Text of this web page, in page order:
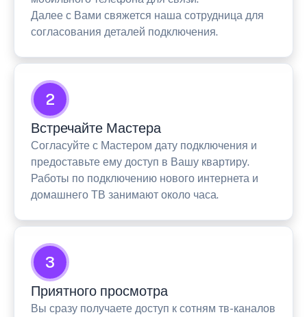
Далее с Вами свяжется наша сотрудница для
согласования деталей подключения.
2
Встречайте Мастера
Согласуйте с Мастером дату подключения и
предоставьте ему доступ в Вашу квартиру.
Работы по подключению нового интернета и
домашнего ТВ занимают около часа.
3
Приятного просмотра
Вы сразу получаете доступ к сотням тв-каналов